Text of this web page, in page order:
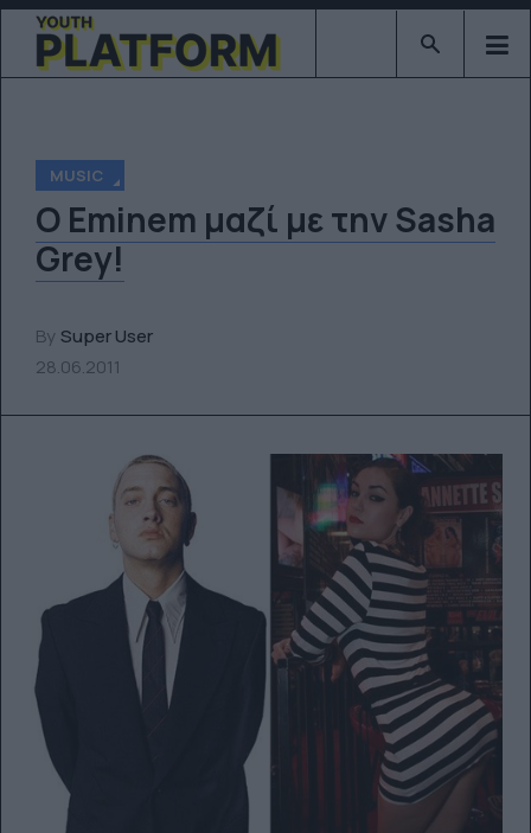
Type 2 or
MUSIC
Ο Eminem μαζί με την Sasha
Grey!
By Super User
28.06.2011